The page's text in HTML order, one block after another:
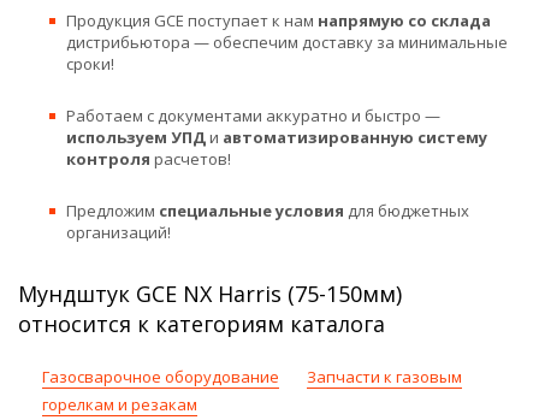
Продукция GCE поступает к нам напрямую со склада
дистрибьютора — обеспечим доставку за минимальные
сроки!
Работаем с документами аккуратно и быстро —
используем УПДи автоматизированную систему
контроля расчетов!
Предложим специальные условия для бюджетных
организаций!
Мундштук GCE NX Harris (75-150мм)
относится к категориям каталога
Газосварочное оборудование
Запчасти к газовым
горелкам и резакам